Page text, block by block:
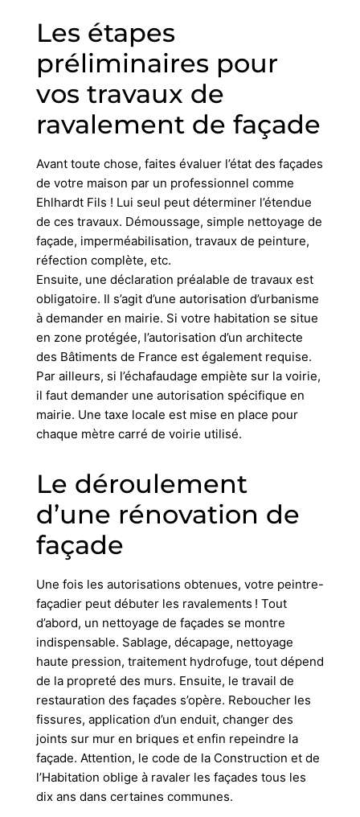
Les étapes
préliminaires pour
vos travaux de
ravalement de façade
Avant toute chose, faites évaluer l’état des façades
de votre maison par un professionnel comme
Ehlhardt Fils ! Lui seul peut déterminer l’étendue
de ces travaux. Démoussage, simple nettoyage de
façade, imperméabilisation, travaux de peinture,
réfection complète, etc.
Ensuite, une déclaration préalable de travaux est
obligatoire. Il s’agit d’une autorisation d’urbanisme
à demander en mairie. Si votre habitation se situe
en zone protégée, l’autorisation d’un architecte
des Bâtiments de France est également requise.
Par ailleurs, si l’échafaudage empiète sur la voirie,
il faut demander une autorisation spécifique en
mairie. Une taxe locale est mise en place pour
chaque mètre carré de voirie utilisé.
Le déroulement
d’une rénovation de
façade
Une fois les autorisations obtenues, votre peintre-
façadier peut débuter les ravalements ! Tout
d’abord, un nettoyage de façades se montre
indispensable. Sablage, décapage, nettoyage
haute pression, traitement hydrofuge, tout dépend
de la propreté des murs. Ensuite, le travail de
restauration des façades s’opère. Reboucher les
fissures, application d’un enduit, changer des
joints sur mur en briques et enfin repeindre la
façade. Attention, le code de la Construction et de
l’Habitation oblige à ravaler les façades tous les
dix ans dans certaines communes.